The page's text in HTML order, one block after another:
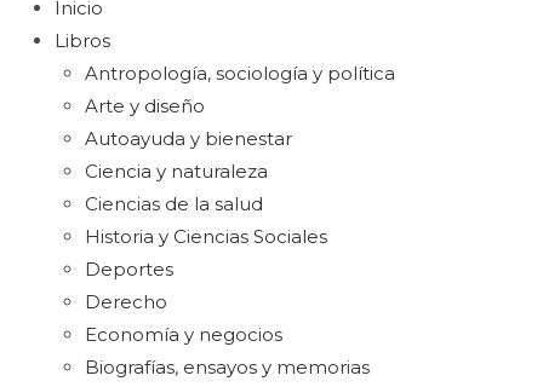
Inicio
Libros
Antropología, sociología y política
Arte y diseño
Autoayuda y bienestar
Ciencia y naturaleza
Ciencias de la salud
Historia y Ciencias Sociales
Deportes
Derecho
Economía y negocios
Biografías, ensayos y memorias